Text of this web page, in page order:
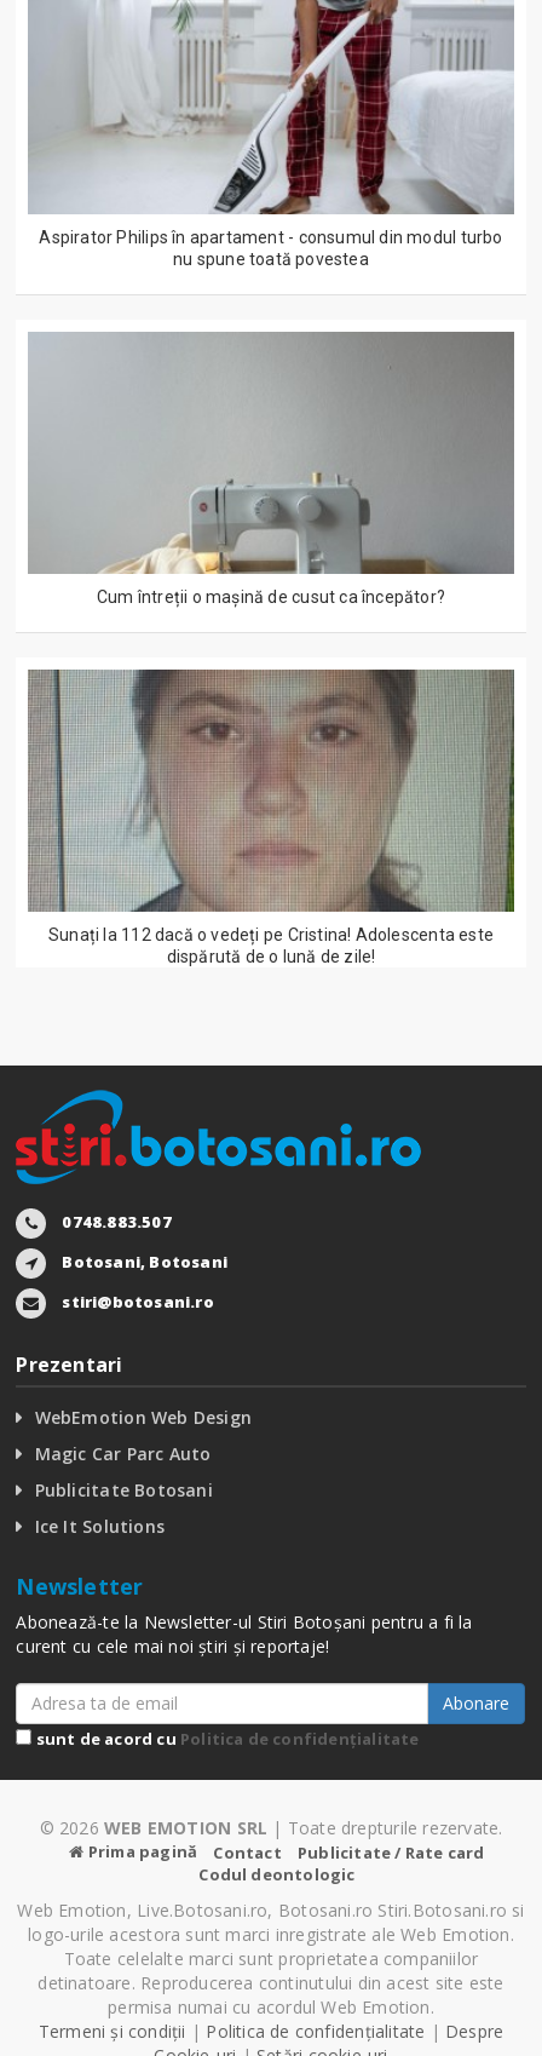
Aspirator Philips în apartament - consumul din modul turbo
nu spune toată povestea
Cum întreții o mașină de cusut ca începător?
Sunați la 112 dacă o vedeți pe Cristina! Adolescenta este
dispărută de o lună de zile!
0748.883.507
Botosani, Botosani
stiri@botosani.ro
Prezentari
WebEmotion Web Design
Magic Car Parc Auto
Publicitate Botosani
Ice It Solutions
Newsletter
Abonează-te la Newsletter-ul Stiri Botoșani pentru a fi la
curent cu cele mai noi știri și reportaje!
Abonare
sunt de acord cu Politica de confidențialitate
© 2026 WEB EMOTION SRL | Toate drepturile rezervate.
Prima pagină Contact
Publicitate / Rate card
Codul deontologic
Web Emotion, Live.Botosani.ro, Botosani.ro Stiri.Botosani.ro si
logo-urile acestora sunt marci inregistrate ale Web Emotion.
Toate celelalte marci sunt proprietatea companiilor
detinatoare. Reproducerea continutului din acest site este
permisa numai cu acordul Web Emotion.
Termeni și condiții | Politica de confidențialitate | Despre